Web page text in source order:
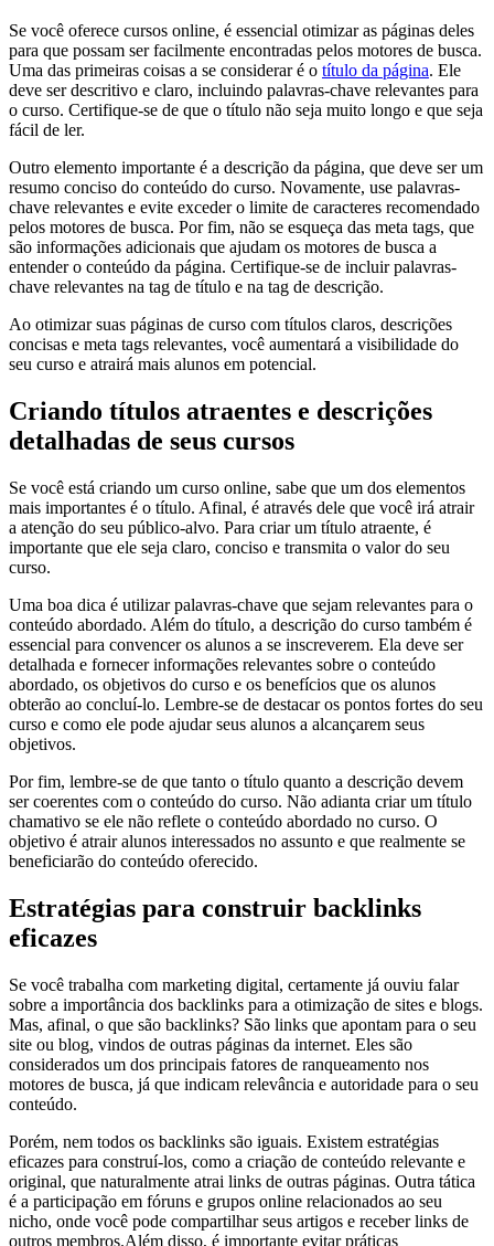
Se você oferece cursos online, é essencial otimizar as páginas deles
para que possam ser facilmente encontradas pelos motores de busca.
Uma das primeiras coisas a se considerar é o título da página. Ele
deve ser descritivo e claro, incluindo palavras-chave relevantes para
o curso. Certifique-se de que o título não seja muito longo e que seja
fácil de ler.
Outro elemento importante é a descrição da página, que deve ser um
resumo conciso do conteúdo do curso. Novamente, use palavras-
chave relevantes e evite exceder o limite de caracteres recomendado
pelos motores de busca. Por fim, não se esqueça das meta tags, que
são informações adicionais que ajudam os motores de busca a
entender o conteúdo da página. Certifique-se de incluir palavras-
chave relevantes na tag de título e na tag de descrição.
Ao otimizar suas páginas de curso com títulos claros, descrições
concisas e meta tags relevantes, você aumentará a visibilidade do
seu curso e atrairá mais alunos em potencial.
Criando títulos atraentes e descrições
detalhadas de seus cursos
Se você está criando um curso online, sabe que um dos elementos
mais importantes é o título. Afinal, é através dele que você irá atrair
a atenção do seu público-alvo. Para criar um título atraente, é
importante que ele seja claro, conciso e transmita o valor do seu
curso.
Uma boa dica é utilizar palavras-chave que sejam relevantes para o
conteúdo abordado. Além do título, a descrição do curso também é
essencial para convencer os alunos a se inscreverem. Ela deve ser
detalhada e fornecer informações relevantes sobre o conteúdo
abordado, os objetivos do curso e os benefícios que os alunos
obterão ao concluí-lo. Lembre-se de destacar os pontos fortes do seu
curso e como ele pode ajudar seus alunos a alcançarem seus
objetivos.
Por fim, lembre-se de que tanto o título quanto a descrição devem
ser coerentes com o conteúdo do curso. Não adianta criar um título
chamativo se ele não reflete o conteúdo abordado no curso. O
objetivo é atrair alunos interessados ​​no assunto e que realmente se
beneficiarão do conteúdo oferecido.
Estratégias para construir backlinks
eficazes
Se você trabalha com marketing digital, certamente já ouviu falar
sobre a importância dos backlinks para a otimização de sites e blogs.
Mas, afinal, o que são backlinks? São links que apontam para o seu
site ou blog, vindos de outras páginas da internet. Eles são
considerados um dos principais fatores de ranqueamento nos
motores de busca, já que indicam relevância e autoridade para o seu
conteúdo.
Porém, nem todos os backlinks são iguais. Existem estratégias
eficazes para construí-los, como a criação de conteúdo relevante e
original, que naturalmente atrai links de outras páginas. Outra tática
é a participação em fóruns e grupos online relacionados ao seu
nicho, onde você pode compartilhar seus artigos e receber links de
outros membros.Além disso, é importante evitar práticas